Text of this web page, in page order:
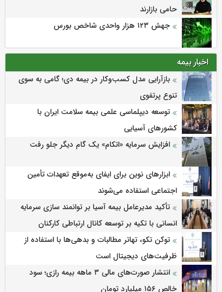
حامی بازارند
جهش ۱۲۳ هزار واحدی شاخص بورس
اخبار بیمه
بازآرایی مدل کسب‌وکار در بیمه دی؛ گامی به سوی
تنوع پرتفوی
توسعه دیپلماسی علمی بیمه سلامت ایران با
کشورهای آسیایی
افزایش سرمایه «اتکام» یک گام دیگر جلو رفت
ابزارهای نوین برای ایفای به‌موقع تعهدات تأمین
اجتماعی استفاده می‌شوند
تأکید مدیرعامل بیمه آسیا بر توانمند سازی سرمایه
انسانی با تکیه بر توسعه کانال ارتباطی کارکنان
توکن تکو، تهاتر مطالبات و بدهی‌ها با استفاده از
ظرفیت‌های دیجیتال است
انتشار صورت‌های مالی ۳ ماهه بیمه رازی؛ سود
خالص ۱۵۶ میلیارد تومان